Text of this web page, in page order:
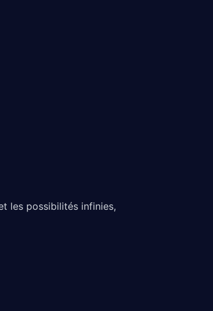
les possibilités infinies,